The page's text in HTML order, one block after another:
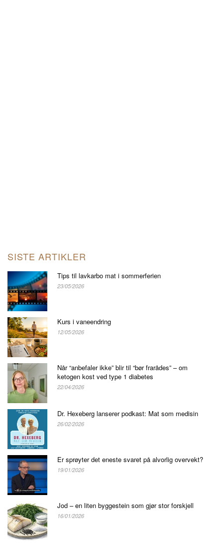
SISTE ARTIKLER
Tips til lavkarbo mat i sommerferien
23/05/2026
Kurs i vaneendring
12/05/2026
Når “anbefaler ikke” blir til “bør frarådes” – om
ketogen kost ved type 1 diabetes
22/04/2026
Dr. Hexeberg lanserer podkast: Mat som medisin
26/02/2026
Er sprøyter det eneste svaret på alvorlig overvekt?
19/01/2026
Jod – en liten byggestein som gjør stor forskjell
16/01/2026